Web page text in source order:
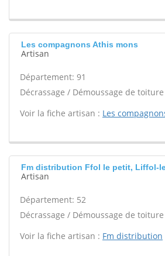
Les compagnons Athis mons
Artisan
Département: 91
Décrassage / Démoussage de toiture
Voir la fiche artisan : Les
Fm distribution Ffol le petit, Liffol-
Artisan
Département: 52
Décrassage / Démoussage de toiture
Voir la fiche artisan : Fm distribution